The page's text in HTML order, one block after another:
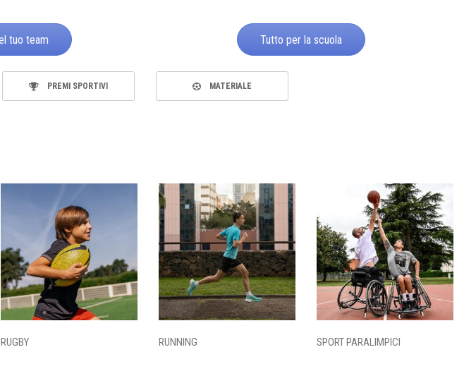
tuo team Tutto per la scuola
PREMI SPORTIVI MATERIALE
RUGBY RUNNING SPORT PARALIMPICI